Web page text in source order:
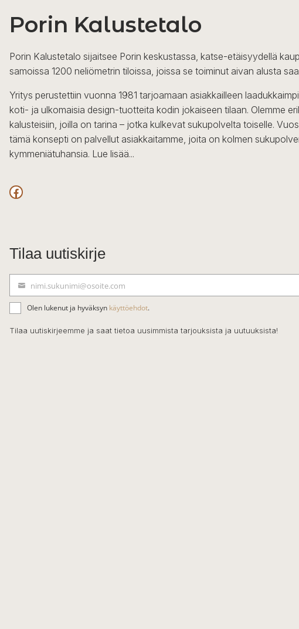
Porin Kalustetalo
Porin Kalustetalo sijaitsee Porin keskustassa, katse-etäisyydellä
samoissa 1200 neliömetrin tiloissa, joissa se toiminut aivan alusta
Yritys perustettiin vuonna 1981 tarjoamaan asiakkailleen
koti- ja ulkomaisia design-tuotteita kodin jokaiseen tilaan. Olemme
kalusteisiin, joilla on tarina – jotka kulkevat sukupolvelta toiselle.
tämä konsepti on palvellut asiakkaitamme, joita on kolmen
kymmeniätuhansia. Lue lisää...
Facebook
Tilaa uutiskirje
ä
h
k
nimi.sukunimi@osoite.com
Olen lukenut ja hyväksyn käyttöehdot.
Tilaa uutiskirjeemme ja saat tietoa uusimmista tarjouksista ja uutuuksista!